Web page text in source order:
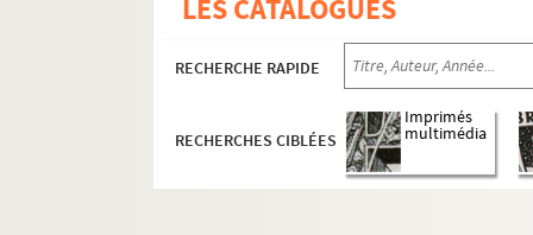
LES CATALOGUES
RECHERCHE RAPIDE
RECHERCHES CIBLÉES
Imprimés
multimédia